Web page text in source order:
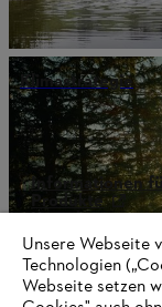
Klimastrategie
Informationen
Produkte
Kontakt
Karriere
Unsere Webseite
Technologien
Webseite setzen